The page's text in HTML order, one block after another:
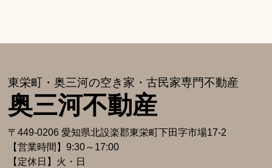
東栄町・奥三河の空き家・古⺠家専⾨不動産
奥三河不動産
〒449-0206 愛知県北設楽郡東栄町下⽥字市場17-2
【営業時間】9:30～17:00
【定休日】火・日